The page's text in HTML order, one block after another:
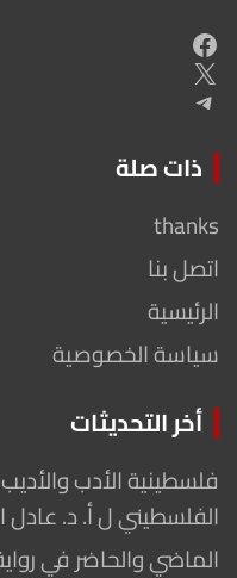
Facebook
X
Telegram
ذات صلة
thanks
اتصل بنا
الرئيسية
سياسة الخصوصية
أخر التحديثات
فلسطينية الأدب
الفلسطيني ل أ. د.
الماضي والحاضر في